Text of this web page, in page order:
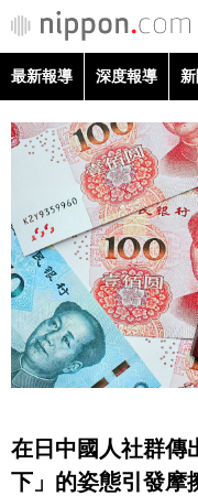
最新報導
深度報導
新聞
日本指南
最新報導 深度報導
在日中國人社群傳
下」的姿態引發摩